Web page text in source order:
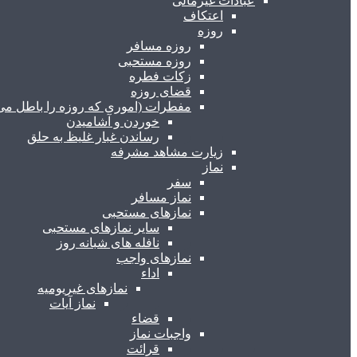
اعتکاف
روزه
روزه مسافر
روزه مستحبی
زکات فطره
قضای روزه
مفطرات (اموری که روزه را باطل
خوردن و آشامیدن
رساندن غبار غلیظ به حلق
زیارت مشاهد مشرفه
نماز
سفر
نماز مسافر
نمازهای مستحبی
سایر نمازهای مستحبی
نافله های شبانه روز
نمازهای واجب
اداء
نمازهای غیریومیه
نماز آیات
قضاء
واجبات نماز
قرائت